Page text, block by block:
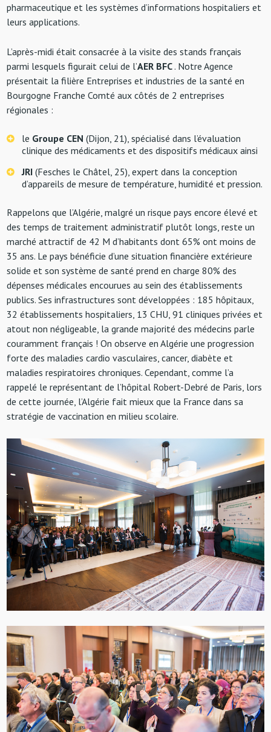
pharmaceutique et les systèmes d’informations hospitaliers et
leurs applications.
L’après-midi était consacrée à la visite des stands français
parmi lesquels figurait celui de l’AER BFC. Notre Agence
présentait la filière Entreprises et industries de la santé en
Bourgogne Franche Comté aux côtés de 2 entreprises
régionales :
le Groupe CEN (Dijon, 21), spécialisé dans l’évaluation
clinique des médicaments et des dispositifs médicaux ainsi
JRI (Fesches le Châtel, 25), expert dans la conception
d’appareils de mesure de température, humidité et pression.
Rappelons que l’Algérie, malgré un risque pays encore élevé et
des temps de traitement administratif plutôt longs, reste un
marché attractif de 42 M d’habitants dont 65% ont moins de
35 ans. Le pays bénéficie d’une situation financière extérieure
solide et son système de santé prend en charge 80% des
dépenses médicales encourues au sein des établissements
publics. Ses infrastructures sont développées : 185 hôpitaux,
32 établissements hospitaliers, 13 CHU, 91 cliniques privées et
atout non négligeable, la grande majorité des médecins parle
couramment français ! On observe en Algérie une progression
forte des maladies cardio vasculaires, cancer, diabète et
maladies respiratoires chroniques. Cependant, comme l’a
rappelé le représentant de l’hôpital Robert-Debré de Paris, lors
de cette journée, l’Algérie fait mieux que la France dans sa
stratégie de vaccination en milieu scolaire.